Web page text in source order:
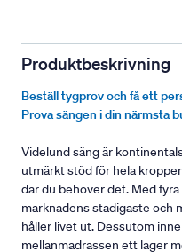
Produktbeskrivning
Beställ tygprov och få ett
Prova sängen i din närmsta
Videlund säng är
utmärkt stöd för hela
där du behöver det. Med
marknadens stadigaste och
håller livet ut. Dessutom
mellanmadrassen ett lager